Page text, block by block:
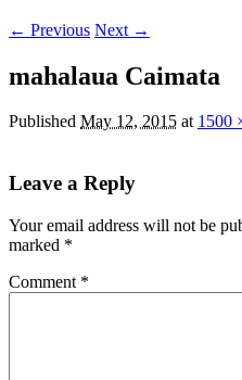
← Previous Next →
mahalaua Caimata
Published May 12, 2015 at 1500
Leave a Reply
Your email address will not be
marked *
Comment *